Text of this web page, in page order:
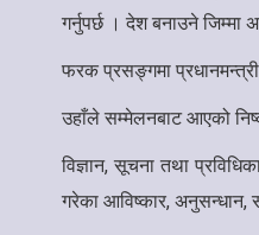
गर्नुपर्छ । देश बनाउने
फरक प्रसङ्गमा
उहाँले सम्मेलनबाट आएको
विज्ञान, सूचना तथा
गरेका आविष्कार, अनुसन्धान,